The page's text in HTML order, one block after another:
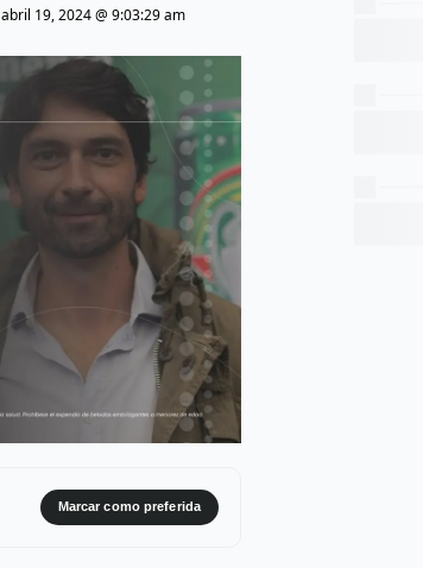
abril 19, 2024 @ 9:03:29 am
Marcar como preferida